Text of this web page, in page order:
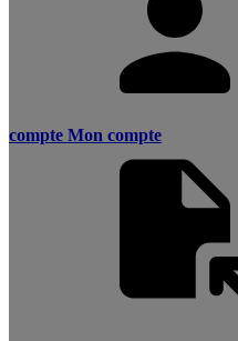
compte Mon compte